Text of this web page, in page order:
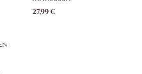
27,99€
Las
opciones